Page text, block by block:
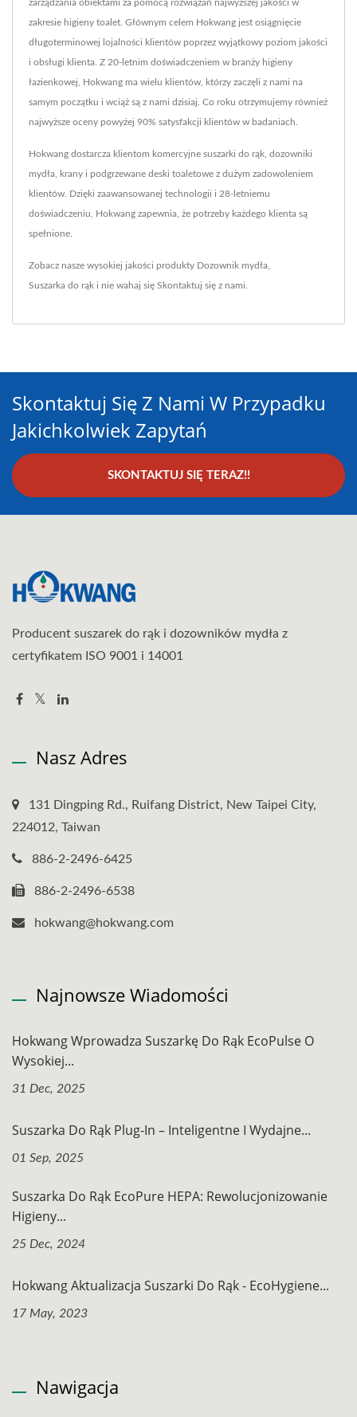
zarządzania obiektami za pomocą rozwiązań najwyższej jakości w
zakresie higieny toalet. Głównym celem Hokwang jest osiągnięcie
długoterminowej lojalności klientów poprzez wyjątkowy poziom jakości
i obsługi klienta. Z 20-letnim doświadczeniem w branży higieny
łazienkowej, Hokwang ma wielu klientów, którzy zaczęli z nami na
samym początku i wciąż są z nami dzisiaj. Co roku otrzymujemy również
najwyższe oceny powyżej 90% satysfakcji klientów w badaniach.
Hokwang dostarcza klientom komercyjne suszarki do rąk, dozowniki
mydła, krany i podgrzewane deski toaletowe z dużym zadowoleniem
klientów. Dzięki zaawansowanej technologii i 28-letniemu
doświadczeniu, Hokwang zapewnia, że potrzeby każdego klienta są
spełnione.
Zobacz nasze wysokiej jakości produkty Dozownik mydła,
Suszarka do rąk i nie wahaj się Skontaktuj się z nami.
Skontaktuj Się Z Nami W Przypadku
Jakichkolwiek Zapytań
SKONTAKTUJ SIĘ TERAZ!!
Producent suszarek do rąk i dozowników mydła z
certyfikatem ISO 9001 i 14001
Nasz Adres
131 Dingping Rd., Ruifang District, New Taipei City,
224012, Taiwan
886-2-2496-6425
886-2-2496-6538
hokwang@hokwang.com
Najnowsze Wiadomości
Hokwang Wprowadza Suszarkę Do Rąk EcoPulse O
Wysokiej...
31 Dec, 2025
Suszarka Do Rąk Plug-In – Inteligentne I Wydajne...
01 Sep, 2025
Suszarka Do Rąk EcoPure HEPA: Rewolucjonizowanie
Higieny...
25 Dec, 2024
Hokwang Aktualizacja Suszarki Do Rąk - EcoHygiene...
17 May, 2023
Nawigacja